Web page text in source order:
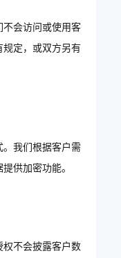
不会访问或使用客
规定，或双方另有
。我们根据客户需
供加密功能。
权不会披露客户数